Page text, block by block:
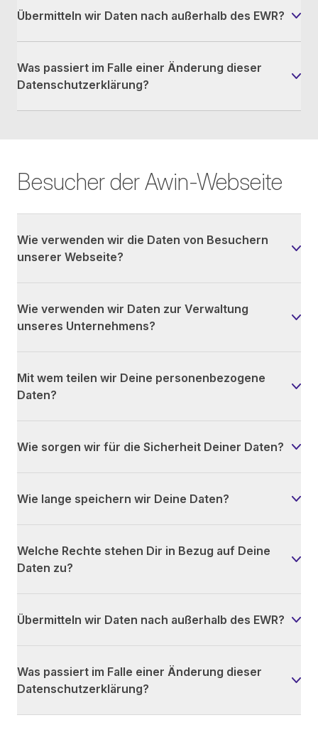
Übermitteln wir Daten nach außerhalb des EWR?
Was passiert im Falle einer Änderung dieser
Datenschutzerklärung?
Besucher der Awin-Webseite
Wie verwenden wir die Daten von Besuchern
unserer Webseite?
Wie verwenden wir Daten zur Verwaltung
unseres Unternehmens?
Mit wem teilen wir Deine personenbezogene
Daten?
Wie sorgen wir für die Sicherheit Deiner Daten?
Wie lange speichern wir Deine Daten?
Welche Rechte stehen Dir in Bezug auf Deine
Daten zu?
Übermitteln wir Daten nach außerhalb des EWR?
Was passiert im Falle einer Änderung dieser
Datenschutzerklärung?